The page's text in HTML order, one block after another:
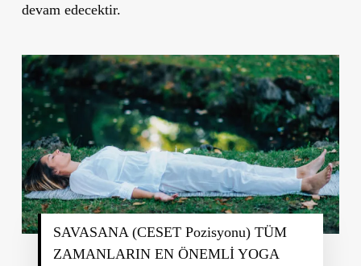
devam edecektir.
SAVASANA (CESET Pozisyonu) TÜM
ZAMANLARIN EN ÖNEMLİ YOGA